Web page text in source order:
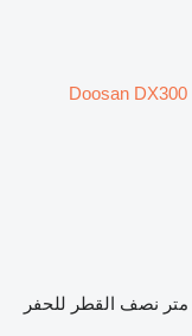
نصف القطر للحفر